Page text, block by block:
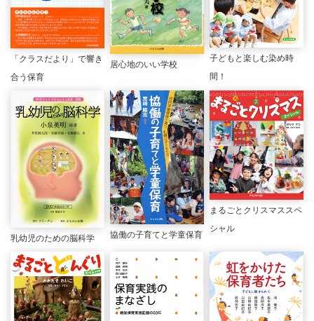
「クラスだより」で響き
合う保育
居心地のいい学校
子どもと楽しむ染め時
間！
乳幼児のための脳科学 協働の子育てと学童保育
まるごとクリスマススペ
シャル